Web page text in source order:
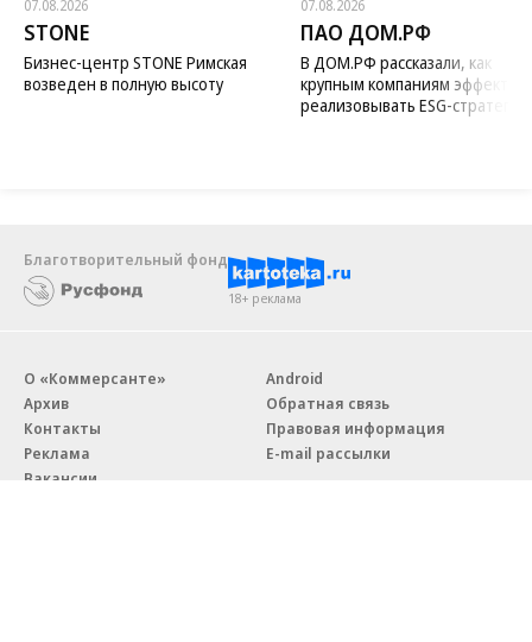
07.08.2026
STONE
Бизнес-центр STONE Римская
возведен в полную высоту
07.08.2026
ПАО ДОМ.РФ
В ДОМ.РФ рассказали, как
крупным компаниям
реализовывать ESG-стратегию
Благотворительный фонд
18+ реклама
О «Коммерсанте»
Архив
Контакты
Реклама
Вакансии
Android
Обратная связь
Правовая информация
E-mail рассылки